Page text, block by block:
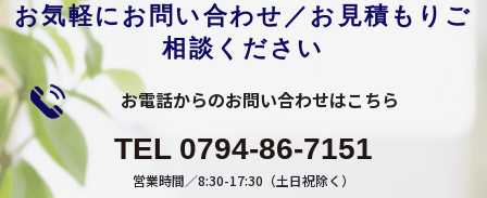
お気軽にお問い合わせ／お見積もりご
相談ください
お電話からのお問い合わせはこちら
TEL 0794-86-7151
営業時間／8:30-17:30（土日祝除く）